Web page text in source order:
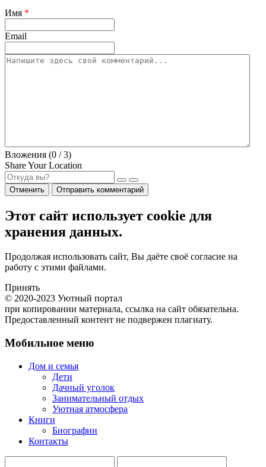
Имя *
Email
Вложения (0 / 3)
Share Your Location
Отменить Отправить комментарий
Этот сайт использует cookie для
хранения данных.
Продолжая использовать сайт, Вы даёте своё согласие на
работу с этими файлами.
Принять
© 2020-2023 Уютный портал
при копировании материала, ссылка на сайт обязательна.
Предоставленный контент не подвержен плагиату.
Мобильное меню
Дом и семья
Дети
Дачный уголок
Занимательный отдых
Уютная атмосфера
Книги
Биографии
Контакты